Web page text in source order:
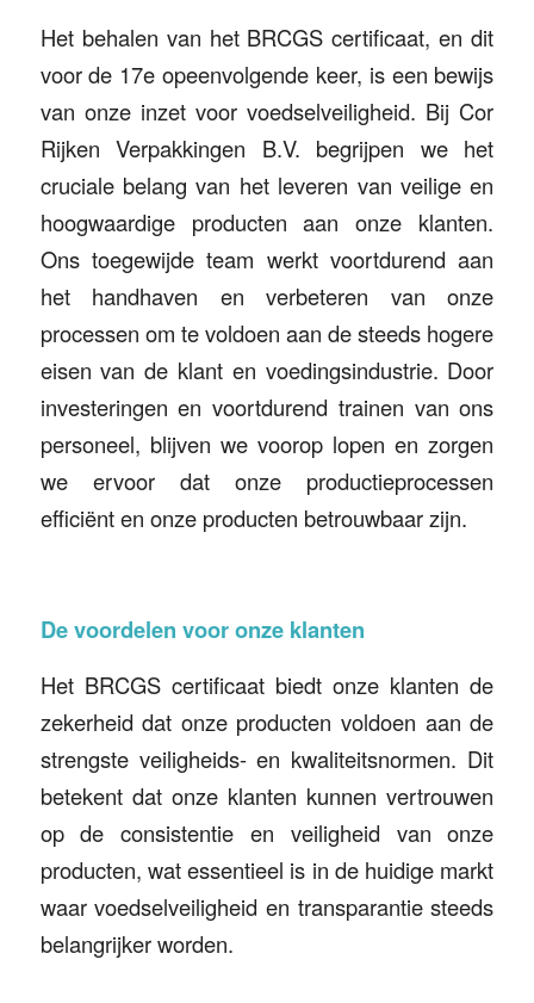
Het behalen van het BRCGS certificaat, en dit
voor de 17e opeenvolgende keer, is een bewijs
van onze inzet voor voedselveiligheid. Bij Cor
Rijken Verpakkingen B.V. begrijpen we het
cruciale belang van het leveren van veilige en
hoogwaardige producten aan onze klanten.
Ons toegewijde team werkt voortdurend aan
het handhaven en verbeteren van onze
processen om te voldoen aan de steeds hogere
eisen van de klant en voedingsindustrie. Door
investeringen en voortdurend trainen van ons
personeel, blijven we voorop lopen en zorgen
we ervoor dat onze productieprocessen
efficiënt en onze producten betrouwbaar zijn.
De voordelen voor onze klanten
Het BRCGS certificaat biedt onze klanten de
zekerheid dat onze producten voldoen aan de
strengste veiligheids- en kwaliteitsnormen. Dit
betekent dat onze klanten kunnen vertrouwen
op de consistentie en veiligheid van onze
producten, wat essentieel is in de huidige markt
waar voedselveiligheid en transparantie steeds
belangrijker worden.